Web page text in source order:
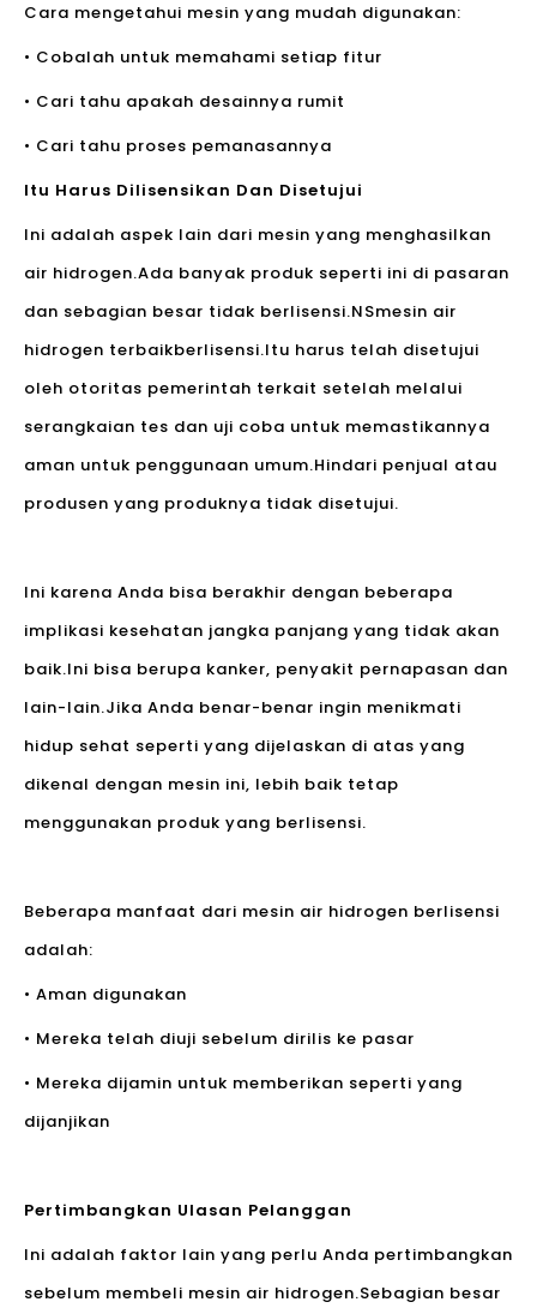
Cara mengetahui mesin yang mudah digunakan:
• Cobalah untuk memahami setiap fitur
• Cari tahu apakah desainnya rumit
• Cari tahu proses pemanasannya
Itu Harus Dilisensikan Dan Disetujui
Ini adalah aspek lain dari mesin yang menghasilkan
air hidrogen.Ada banyak produk seperti ini di pasaran
dan sebagian besar tidak berlisensi.NSmesin air
hidrogen terbaikberlisensi.Itu harus telah disetujui
oleh otoritas pemerintah terkait setelah melalui
serangkaian tes dan uji coba untuk memastikannya
aman untuk penggunaan umum.Hindari penjual atau
produsen yang produknya tidak disetujui.
Ini karena Anda bisa berakhir dengan beberapa
implikasi kesehatan jangka panjang yang tidak akan
baik.Ini bisa berupa kanker, penyakit pernapasan dan
lain-lain.Jika Anda benar-benar ingin menikmati
hidup sehat seperti yang dijelaskan di atas yang
dikenal dengan mesin ini, lebih baik tetap
menggunakan produk yang berlisensi.
Beberapa manfaat dari mesin air hidrogen berlisensi
adalah:
• Aman digunakan
• Mereka telah diuji sebelum dirilis ke pasar
• Mereka dijamin untuk memberikan seperti yang
dijanjikan
Pertimbangkan Ulasan Pelanggan
Ini adalah faktor lain yang perlu Anda pertimbangkan
sebelum membeli mesin air hidrogen.Sebagian besar